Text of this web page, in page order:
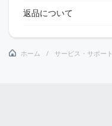
返品について
ホーム サービス・サポート